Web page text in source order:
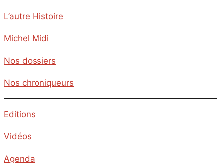
L’autre Histoire
Michel Midi
Nos dossiers
Nos chroniqueurs
Editions
Vidéos
Agenda